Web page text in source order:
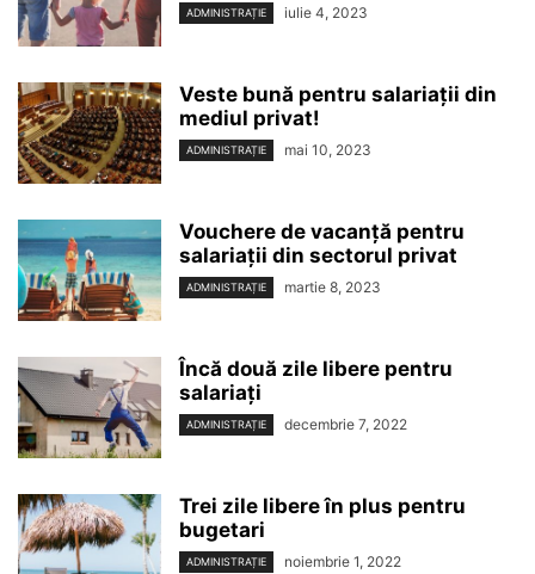
ADMINISTRAȚIE iulie 4, 2023
Veste bună pentru salariații din
mediul privat!
ADMINISTRAȚIE mai 10, 2023
Vouchere de vacanță pentru
salariații din sectorul privat
ADMINISTRAȚIE martie 8, 2023
Încă două zile libere pentru
salariați
ADMINISTRAȚIE decembrie 7, 2022
Trei zile libere în plus pentru
bugetari
ADMINISTRAȚIE noiembrie 1, 2022